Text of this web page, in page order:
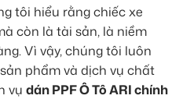
tôi hiểu rằng chiếc xe
còn là tài sản, là niềm
Vì vậy, chúng tôi luôn
phẩm và dịch vụ chất
vụ dán PPF Ô Tô ARI chính